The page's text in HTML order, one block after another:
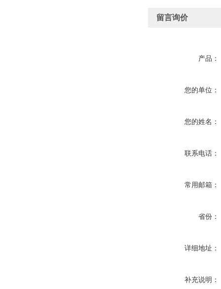
留言询价
产品：
您的单位：
您的姓名：
联系电话：
常用邮箱：
省份：
详细地址：
补充说明：